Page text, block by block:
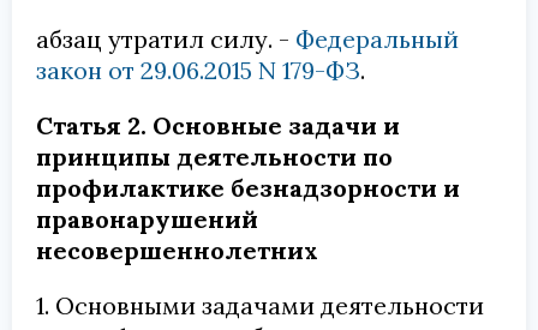
абзац утратил силу. - Федеральный
закон от 29.06.2015 N 179-ФЗ.
Статья 2. Основные задачи и
принципы деятельности по
профилактике безнадзорности и
правонарушений
несовершеннолетних
1. Основными задачами деятельности